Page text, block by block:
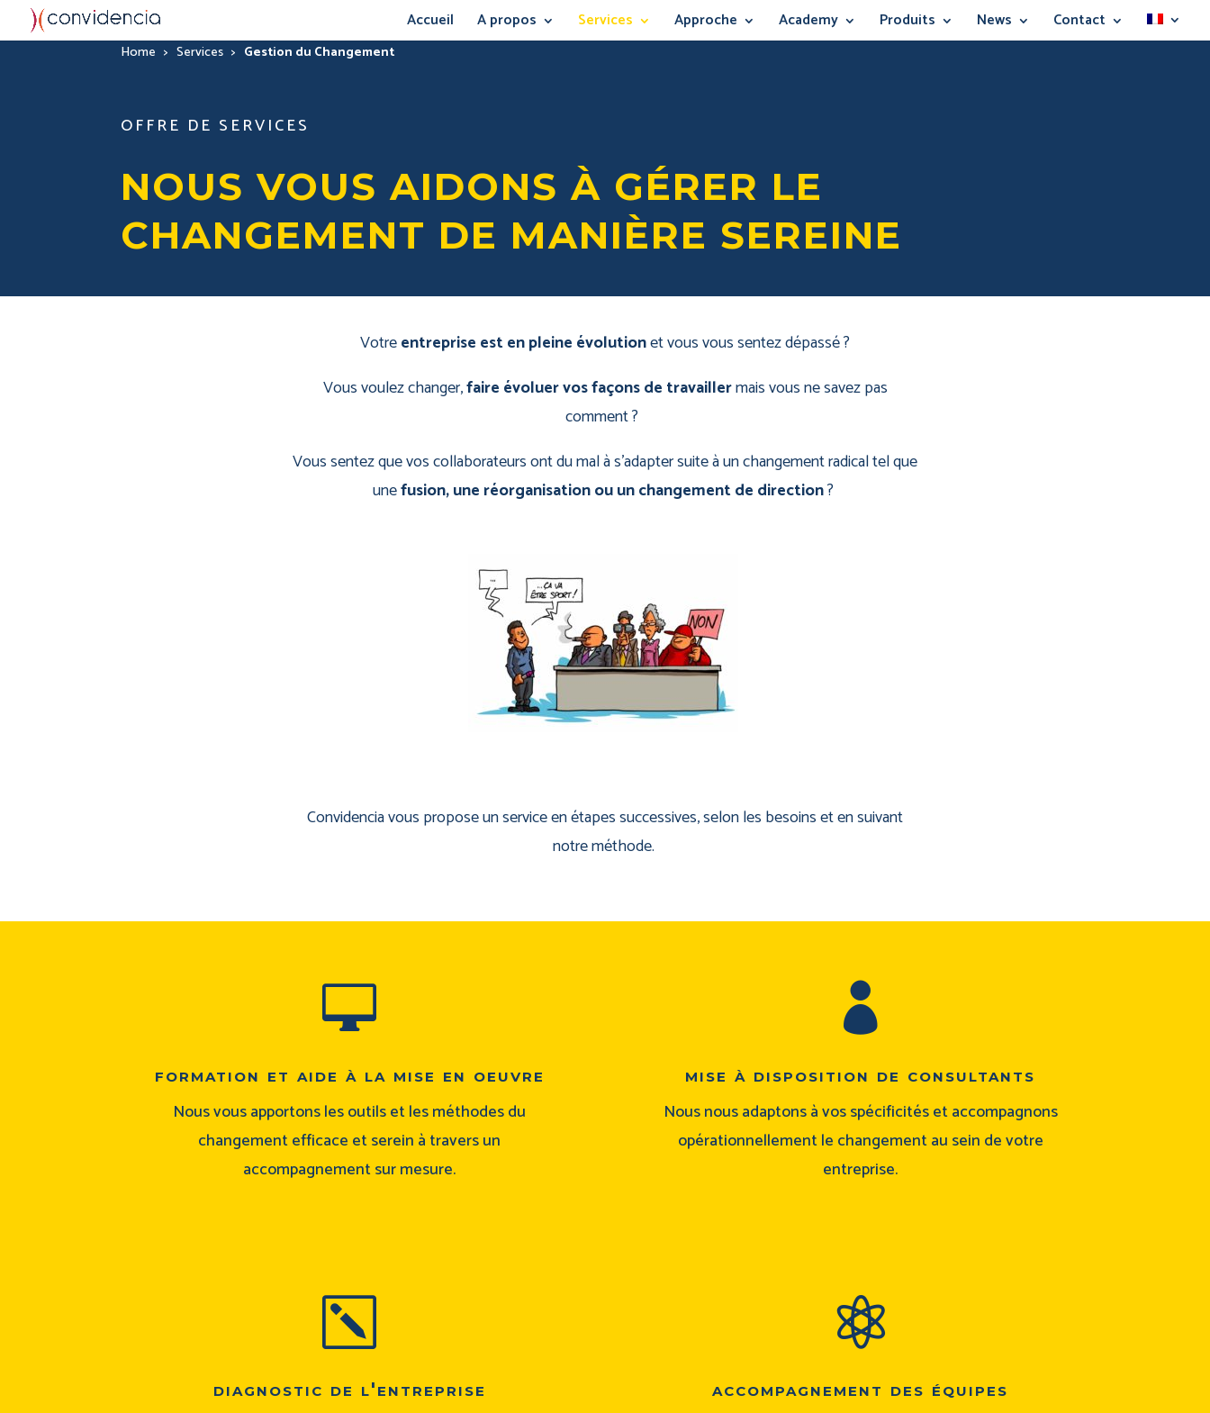
Accueil A propos Services Approche Academy Produits News Contact
Home >Services > Gestion du Changement
OFFRE DE SERVICES
NOUS VOUS AIDONS À GÉRER LE
CHANGEMENT DE MANIÈRE SEREINE
Votreentreprise est en pleine évolutionet vous vous sentez dépassé ?
Vous voulez changer,faire évoluer vos façons de travaillermais vous ne savez pas
comment ?
Vous sentez que vos collaborateurs ont du mal à s’adapter suite à un changement radical tel que
unefusion, une réorganisation ou un changement de direction?
Convidencia vous propose un service en étapes successives, selon les besoins et en suivant
notre méthode.

formation et aide à la mise en oeuvre
Nous vous apportons les outils et les méthodes du
changement efficace et serein à travers un
accompagnement sur mesure.

mise à disposition de consultants
Nous nous adaptons à vos spécificités et accompagnons
opérationnellement le changement au sein de votre
entreprise.
k
diagnostic de l'entreprise

accompagnement des équipes